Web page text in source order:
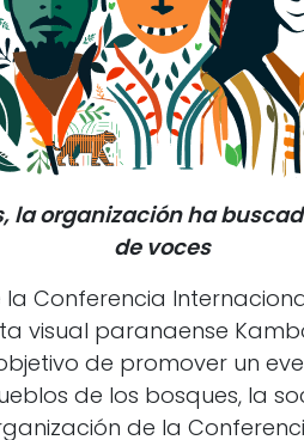
la organización ha
de voces
Conferencia
visual paranaense
de promover un
de los bosques, la
de la